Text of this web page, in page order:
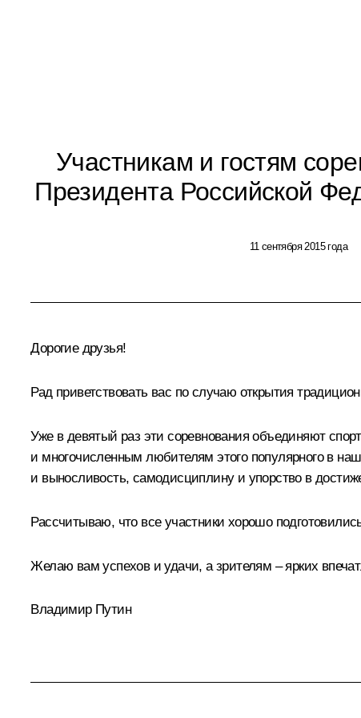
Участникам и гостям
Президента Российской
11 сентября 2015 года
Дорогие друзья!
Рад приветствовать вас по случаю открытия
Уже в девятый раз эти соревнования объединяют
и многочисленным любителям этого популярного в
и выносливость, самодисциплину и упорство в
Рассчитываю, что все участники хорошо
Желаю вам успехов и удачи, а зрителям – ярких
Владимир Путин